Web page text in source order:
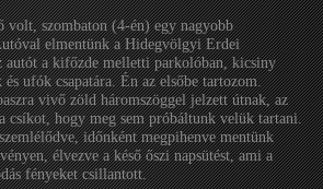
volt, szombaton (4-én) egy nagyobb
elmentünk a Hidegvölgyi Erdei
autót a kifőzde melletti parkolóban, kicsiny
és ufók csapatára. Én az elsőbe tartozom.
vivő zöld háromszöggel jelzett útnak, az
csíkot, hogy meg sem próbáltunk velük tartani.
időnként megpihenve mentünk
élvezve a késő őszi napsütést, ami a
fényeket csillantott.